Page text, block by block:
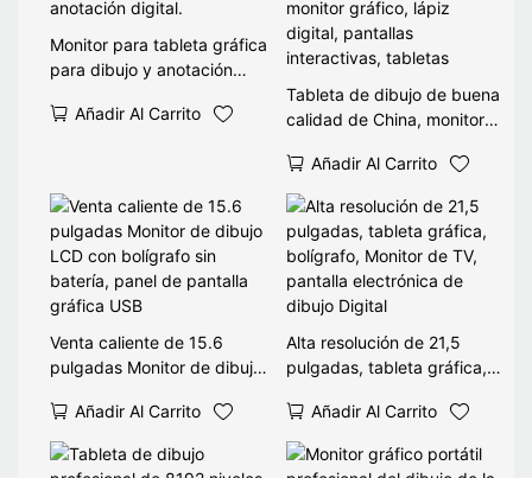
Monitor para tableta gráfica
para dibujo y anotación
Añadir Al Carrito
Tableta de dibujo de buena
calidad de China, monitor
pantallas interactivas,
tabletas
Añadir Al Carrito
Venta caliente de 15.6
pulgadas Monitor de dibujo
batería, panel de pantalla
gráfica USB
Añadir Al Carrito
Alta resolución de 21,5
pulgadas, tableta gráfica,
pantalla electrónica de
dibujo Digital
Añadir Al Carrito